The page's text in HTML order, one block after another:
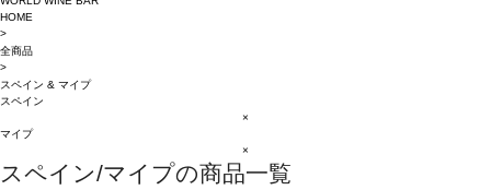
HOME
>
全商品
>
スペイン & マイプ
スペイン
×
マイプ
×
スペイン/マイプの商品一覧